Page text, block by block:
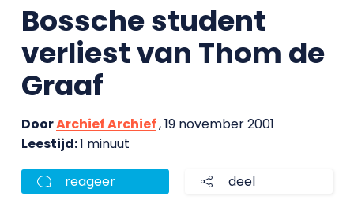
Bossche student
verliest van Thom de
Graaf
DoorArchief Archief, 19 november 2001
Leestijd:1 minuut
reageer deel